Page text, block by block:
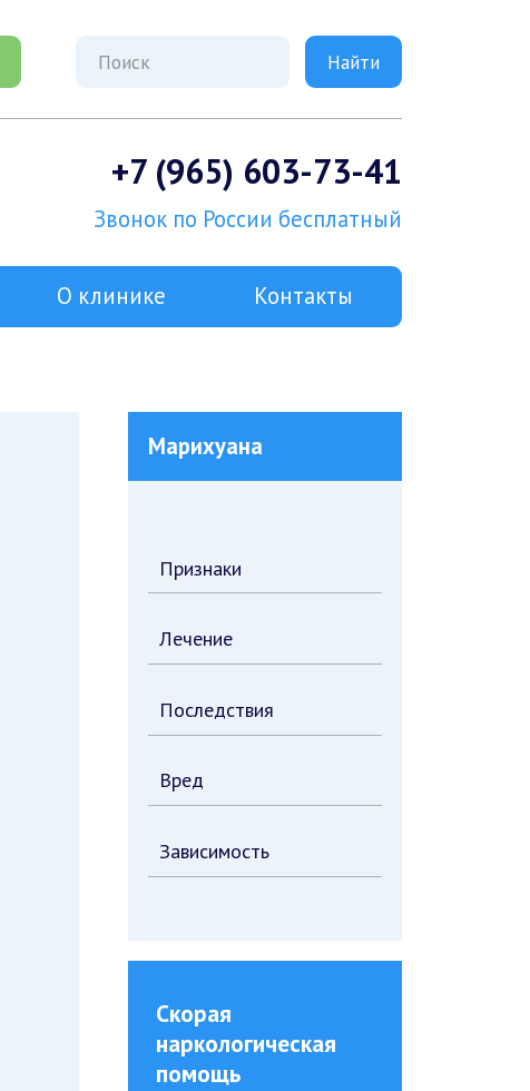
+7 (965) 603-73-41
Звонок по России бесплатный
О клинике Контакты
Марихуана
Признаки
Лечение
Последствия
Вред
Зависимость
Скорая
наркологическая
помощь